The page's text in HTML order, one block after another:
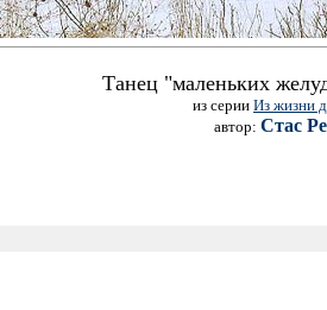
Танец "маленьких
из серии Из жизни
автор: Стас